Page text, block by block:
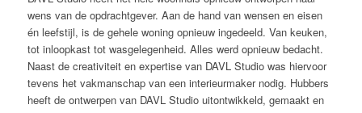
wens van de opdrachtgever. Aan de hand van wensen en eisen
én leefstijl, is de gehele woning opnieuw ingedeeld. Van keuken,
tot inloopkast tot wasgelegenheid. Alles werd opnieuw bedacht.
Naast de creativiteit en expertise van DAVL Studio was hiervoor
tevens het vakmanschap van een interieurmaker nodig. Hubbers
heeft de ontwerpen van DAVL Studio uitontwikkeld, gemaakt en